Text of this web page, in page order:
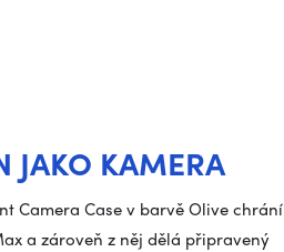
JAKO KAMERA
Camera Case v barvě Olive chrání
a zároveň z něj dělá připravený